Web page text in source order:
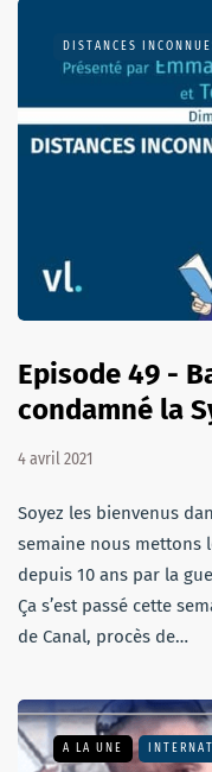
DISTANCES
Episode 49 -
condamné la
4 avril 2021
Soyez les bienvenus
semaine nous mettons
depuis 10 ans par la
Ça s’est passé cette
de Canal, procès de…
A LA UNE